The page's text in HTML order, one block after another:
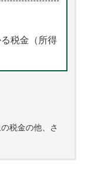
税金（所得
税金の他、
さ